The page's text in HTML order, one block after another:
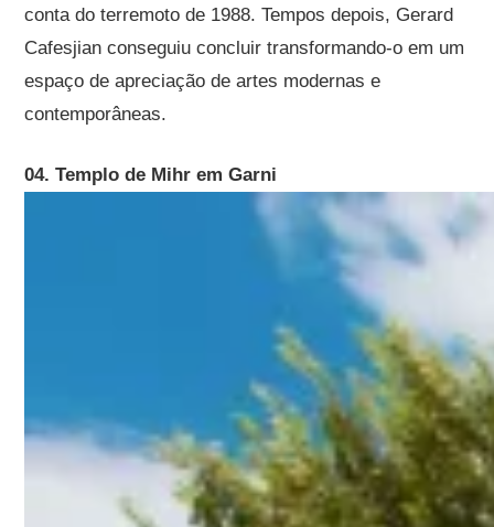
conta do terremoto de 1988. Tempos depois, Gerard
Cafesjian conseguiu concluir transformando-o em um
espaço de apreciação de artes modernas e
contemporâneas.
04. Templo de Mihr em Garni